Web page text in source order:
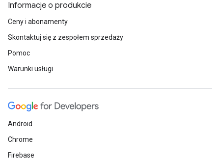
Informacje o produkcie
Ceny i abonamenty
Skontaktuj się z zespołem sprzedaży
Pomoc
Warunki usługi
Android
Chrome
Firebase